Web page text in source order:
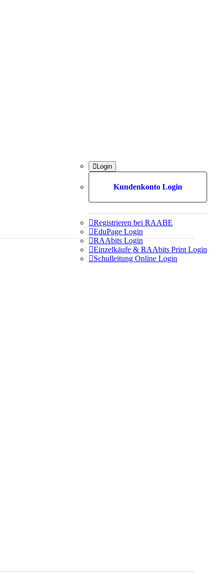
Login
Kundenkonto Login
Registrieren bei RAABE
EduPage Login
RAAbits Login
Einzelkäufe & RAAbits Print Login
Schulleitung Online Login